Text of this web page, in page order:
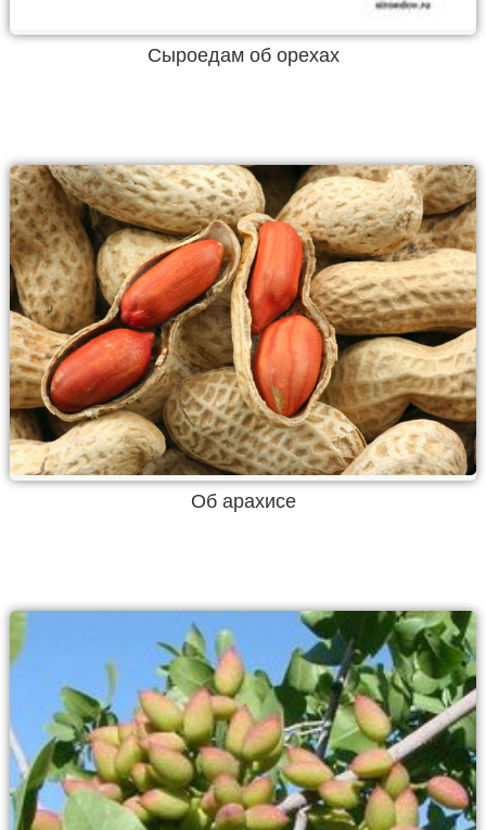
Сыроедам об орехах
Об арахисе